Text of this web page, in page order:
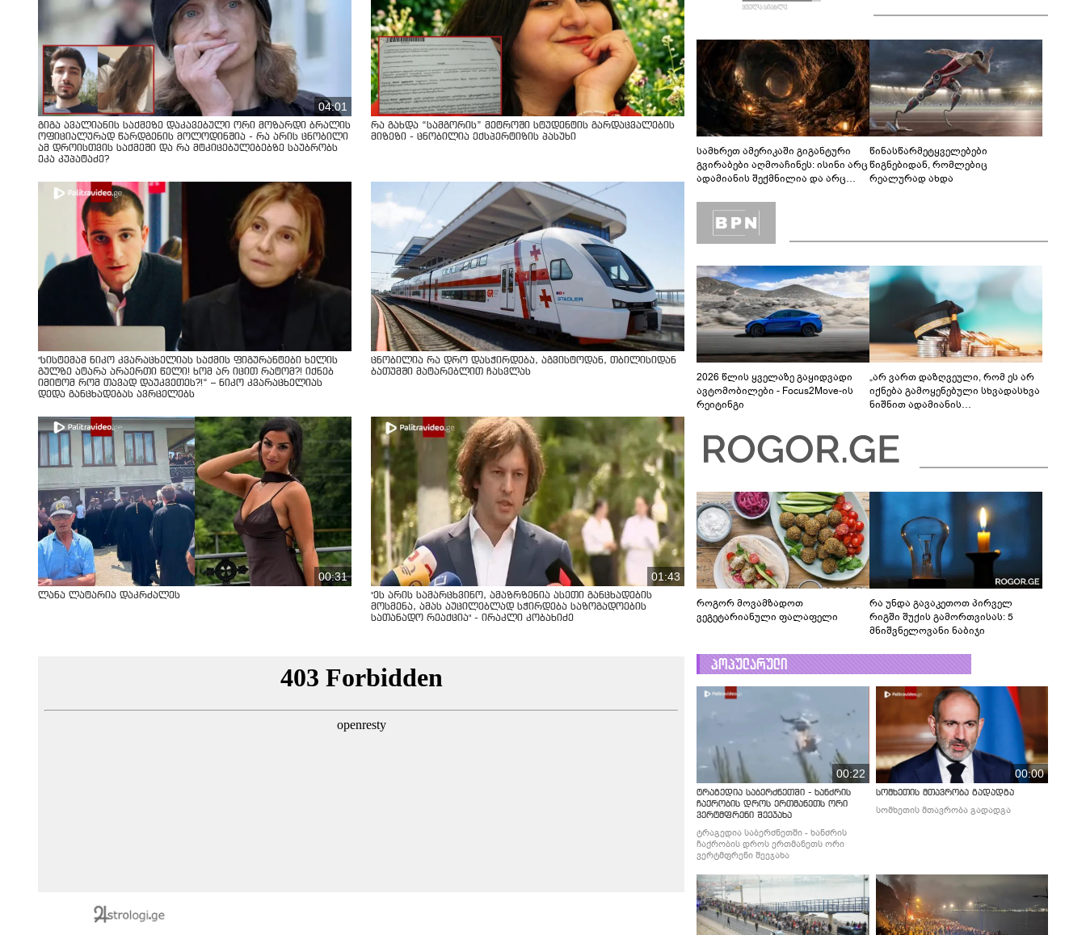
04:01
გიგა ავალიანის საქმეზე დაკავებული ორი მოზარდი ბრალის
ოფიციალურად წარდგენის მოლოდინშია - რა არის ცნობილი
ამ დროისთვის საქმეში და რა მტკიცებულებებზე საუბრობს
ეკა კუპატაძე?
რა გახდა “სამგორის” მეტროში სტუდენტის გარდაცვალების
მიზეზი - ცნობილია ექსპერტიზის პასუხი
"სისტემამ ნიკო კვარაცხელიას საქმის ფიგურანტები ხელის
გულზე ატარა არაერთი წელი! ხომ არ იცით რატომ?! იქნებ
იმიტომ რომ თავად დაუკვეთეს?!“ – ნიკო კვარაცხელიას
დედა განცხადებას ავრცელებს
ცნობილია რა დრო დასჭირდება, აგვისტოდან, თბილისიდან
ბათუმში მატარებლით ჩასვლას
00:31
ლანა ლატარია დაკრძალეს
01:43
"ეს არის სამარცხვინო, ამაზრზენია ასეთი განცხადების
მოსმენა, ამას აუცილებლად სჭირდება საზოგადოების
სათანადო რეაქცია" - ირაკლი კობახიძე
სამხრეთ ამერიკაში გიგანტური
გვირაბები აღმოაჩინეს: ისინი არც
ადამიანის შექმნილია და არც
ლაბირინთები?
წინასწარმეტყველებები
წიგნებიდან, რომლებიც
რეალურად ახდა
2026 წლის ყველაზე გაყიდვადი
ავტომობილები - Focus2Move-ის
რეიტინგი
„არ ვართ დაზღვეული, რომ ეს არ
იქნება გამოყენებული სხვადასხვა
ნიშნით ადამიანის
უფსკრულისკენ მიდის“
როგორ მოვამზადოთ
ვეგეტარიანული ფალაფელი
რა უნდა გავაკეთოთ პირველ
რიგში შუქის გამორთვისას: 5
მნიშვნელოვანი ნაბიჯი
პოპულარული
00:22
ტრაგედია საბერძნეთში - ხანძრის
ჩაქრობის დროს ერთმანეთს ორი
ვერტმფრენი შეეჯახა
ტრაგედია საბერძნეთში - ხანძრის
ჩაქრობის დროს ერთმანეთს ორი
ვერტმფრენი შეეჯახა
00:00
სომხეთის მთავრობა გადადგა
სომხეთის მთავრობა გადადგა